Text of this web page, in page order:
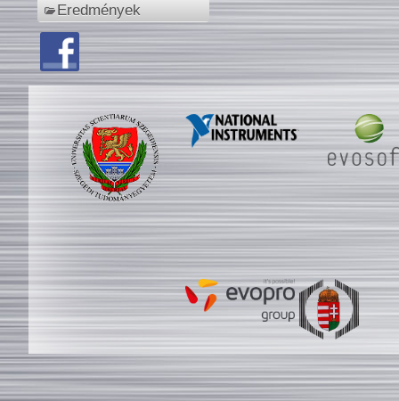
Eredmények